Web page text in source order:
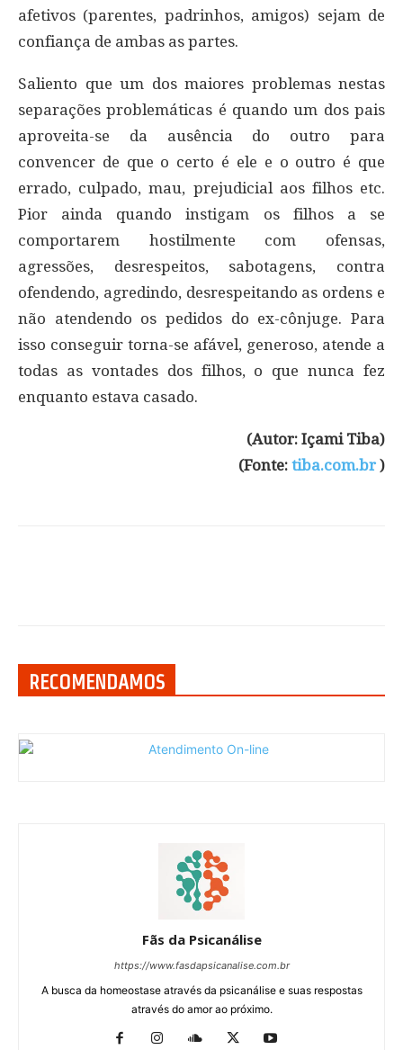
afetivos (parentes, padrinhos, amigos) sejam de
confiança de ambas as partes.
Saliento que um dos maiores problemas nestas
separações problemáticas é quando um dos pais
aproveita-se da ausência do outro para
convencer de que o certo é ele e o outro é que
errado, culpado, mau, prejudicial aos filhos etc.
Pior ainda quando instigam os filhos a se
comportarem hostilmente com ofensas,
agressões, desrespeitos, sabotagens, contra
ofendendo, agredindo, desrespeitando as ordens e
não atendendo os pedidos do ex-cônjuge. Para
isso conseguir torna-se afável, generoso, atende a
todas as vontades dos filhos, o que nunca fez
enquanto estava casado.
(Autor: Içami Tiba)
(Fonte: tiba.com.br )
RECOMENDAMOS
Fãs da Psicanálise
https://www.fasdapsicanalise.com.br
A busca da homeostase através da psicanálise e suas respostas
através do amor ao próximo.